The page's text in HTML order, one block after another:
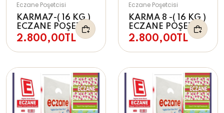
Eczane Poşetcisi
KARMA7-( 16 KG )
ECZANE POŞETİ
2.800,00TL
Eczane Poşetcisi
KARMA 8 -( 16 KG )
ECZANE POŞETİ
2.800,00TL